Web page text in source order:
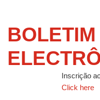
BOLETIM
Inscrição
Click here